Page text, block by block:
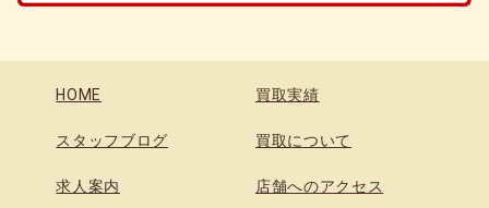
HOME 買取実績
スタッフブログ 買取について
求人案内 店舗へのアクセス